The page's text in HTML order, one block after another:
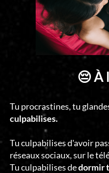
😔 À
Tu procrastines, tu
culpabilises.
Tu culpabilises d'avoir
réseaux sociaux, sur le
Tu culpabilises dedormir